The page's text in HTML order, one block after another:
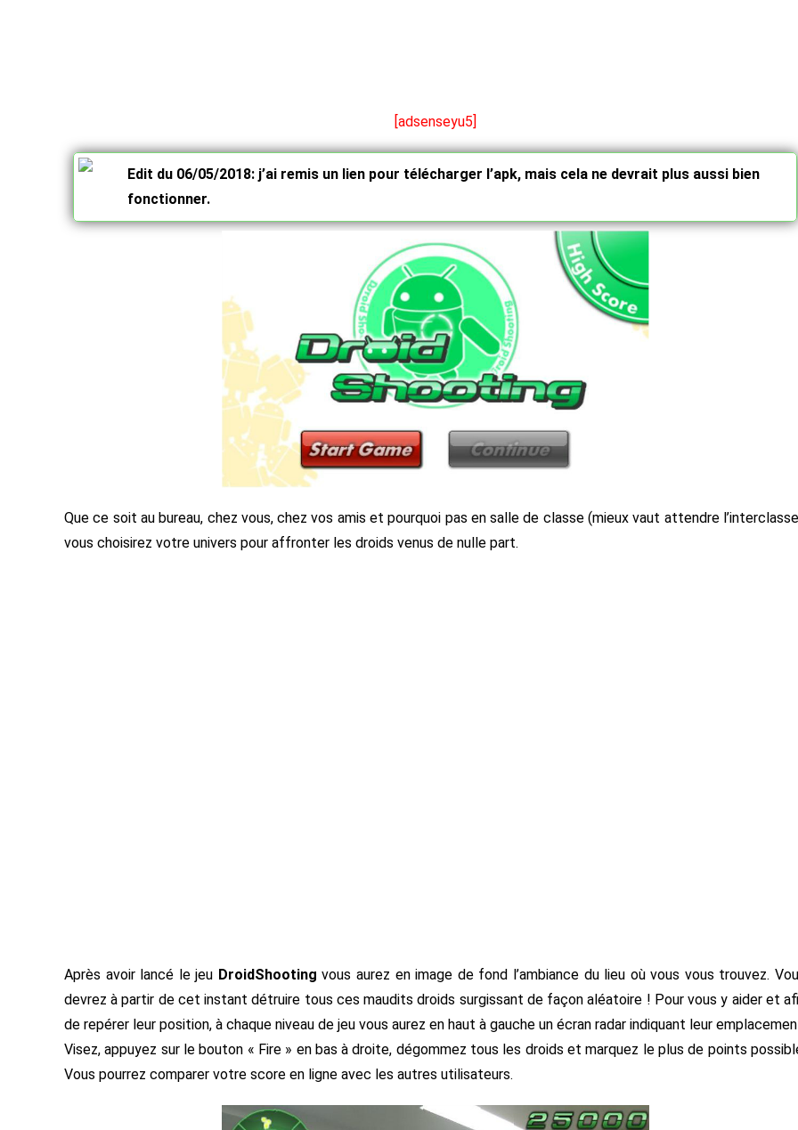
[adsenseyu5]
Edit du 06/05/2018: j’ai remis un lien pour télécharger l’apk, mais cela ne devrait plus aussi bien
fonctionner.
Que ce soit au bureau, chez vous, chez vos amis et pourquoi pas en salle de classe (mieux vaut attendre
vous choisirez votre univers pour affronter les droids venus de nulle part.
Après avoir lancé le jeu DroidShooting vous aurez en image de fond l’ambiance du lieu où vous vous trouvez.
devrez à partir de cet instant détruire tous ces maudits droids surgissant de façon aléatoire ! Pour vous y aider et
de repérer leur position, à chaque niveau de jeu vous aurez en haut à gauche un écran radar indiquant leur
Visez, appuyez sur le bouton « Fire » en bas à droite, dégommez tous les droids et marquez le plus de points
Vous pourrez comparer votre score en ligne avec les autres utilisateurs.